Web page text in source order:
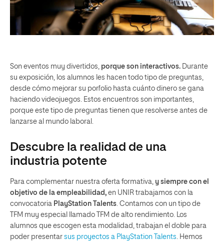
Son eventos muy divertidos, porque son interactivos. Durante
su exposición, los alumnos les hacen todo tipo de preguntas,
desde cómo mejorar su porfolio hasta cuánto dinero se gana
haciendo videojuegos. Estos encuentros son importantes,
porque este tipo de preguntas tienen que resolverse antes de
lanzarse al mundo laboral.
Descubre la realidad de una
industria potente
Para complementar nuestra oferta formativa, y siempre con el
objetivo de la empleabilidad, en UNIR trabajamos con la
convocatoria PlayStation Talents. Contamos con un tipo de
TFM muy especial llamado TFM de alto rendimiento. Los
alumnos que escogen esta modalidad, trabajan el doble para
poder presentar sus proyectos a PlayStation Talents. Hemos